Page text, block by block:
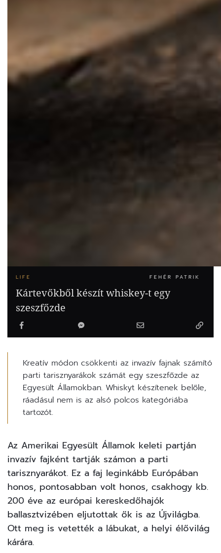
LIFE FEHÉR PATRIK
Kártevőkből készít whiskey-t egy
szeszfőzde
Kreatív módon csökkenti az invazív fajnak számító
parti tarisznyarákok számát egy szeszfőzde az
Egyesült Államokban. Whiskyt készítenek belőle,
ráadásul nem is az alsó polcos kategóriába
tartozót.
Az Amerikai Egyesült Államok keleti partján
invazív fajként tartják számon a parti
tarisznyarákot. Ez a faj leginkább Európában
honos, pontosabban volt honos, csakhogy kb.
200 éve az európai kereskedőhajók
ballasztvizében eljutottak ők is az Újvilágba.
Ott meg is vetették a lábukat, a helyi élővilág
kárára.